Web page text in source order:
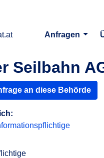
Anfragen
Seilbahn
an diese Behörde